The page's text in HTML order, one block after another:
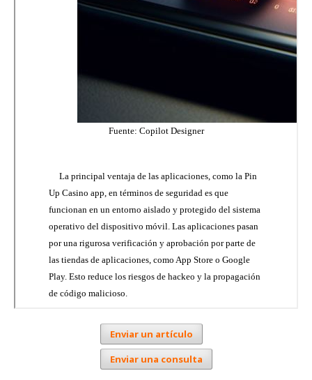
Enviar un artículo
Enviar una consulta